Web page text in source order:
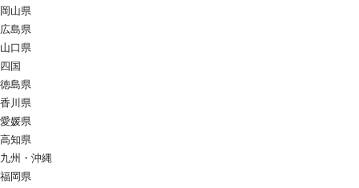
岡山県
広島県
山口県
四国
徳島県
香川県
愛媛県
高知県
九州・沖縄
福岡県